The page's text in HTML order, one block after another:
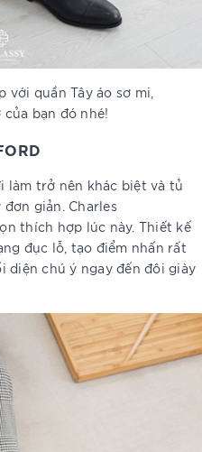
quần Tây áo sơ mi,
bạn đó nhé!
làm trở nên khác biệt và tủ
giản. Charles
thích hợp lúc này. Thiết kế
đục lỗ, tạo điểm nhấn rất
diện chú ý ngay đến đôi giày